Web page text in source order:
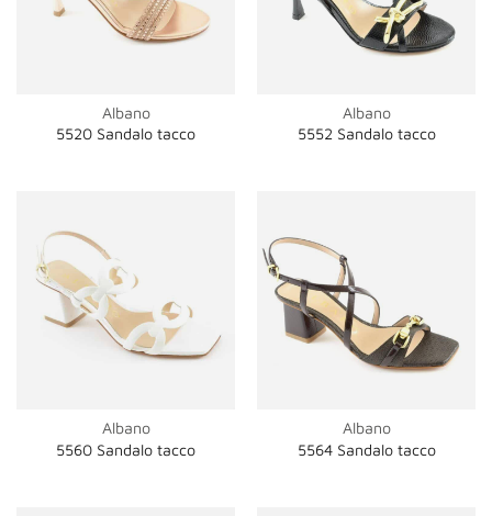
Albano
5520 Sandalo tacco
Albano
5552 Sandalo tacco
Albano
5560 Sandalo tacco
Albano
5564 Sandalo tacco